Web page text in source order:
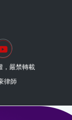
，嚴禁轉載
律師